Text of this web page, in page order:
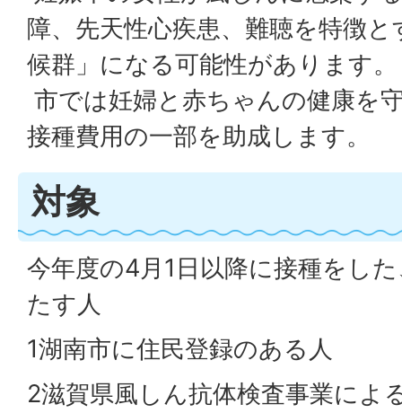
障、先天性心疾患、難聴を特徴
候群」になる可能性があります。
市では妊婦と赤ちゃんの健康を
接種費用の一部を助成します。
対象
今年度の4月1日以降に接種をし
たす人
1湖南市に住民登録のある人
2滋賀県風しん抗体検査事業によ